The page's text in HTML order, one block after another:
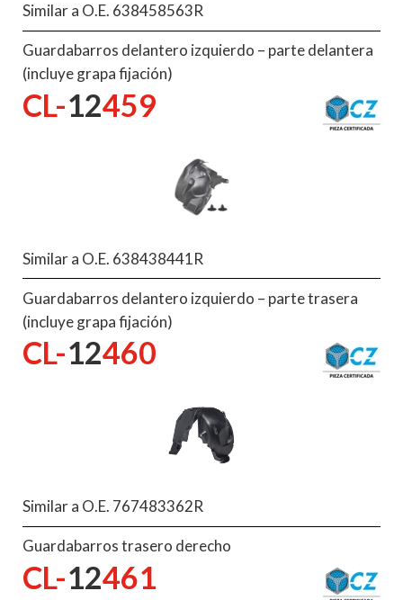
Similar a O.E. 638458563R
Guardabarros delantero izquierdo – parte delantera
(incluye grapa fijación)
CL-12459
Similar a O.E. 638438441R
Guardabarros delantero izquierdo – parte trasera
(incluye grapa fijación)
CL-12460
Similar a O.E. 767483362R
Guardabarros trasero derecho
CL-12461